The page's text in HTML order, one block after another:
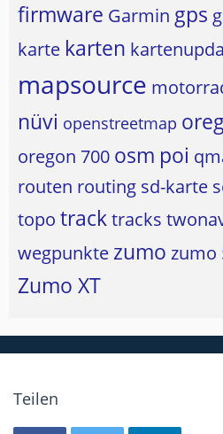
firmware Garmin gps
karte karten
mapsource
nüvi openstreetmap
oregon 700 osm poi
routen routing sd-karte
topo tracktracks
wegpunkte zumo zumo
Zumo XT
Teilen